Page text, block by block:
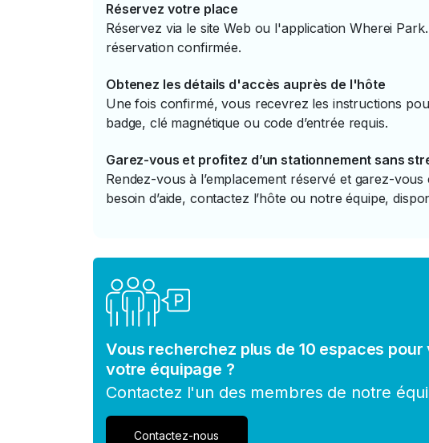
Réservez votre place
Réservez via le site Web ou l'application Wherei
réservation confirmée.
Obtenez les détails d'accès auprès de l'hôte
Une fois confirmé, vous recevrez les instructions
badge, clé magnétique ou code d’entrée requis.
Garez-vous et profitez d’un stationnement sans
Rendez-vous à l’emplacement réservé et garez-
besoin d’aide, contactez l’hôte ou notre équipe,
Vous recherchez plus de 10 espaces
votre équipage ?
Contactez l'un des membres de notre
Contactez-nous